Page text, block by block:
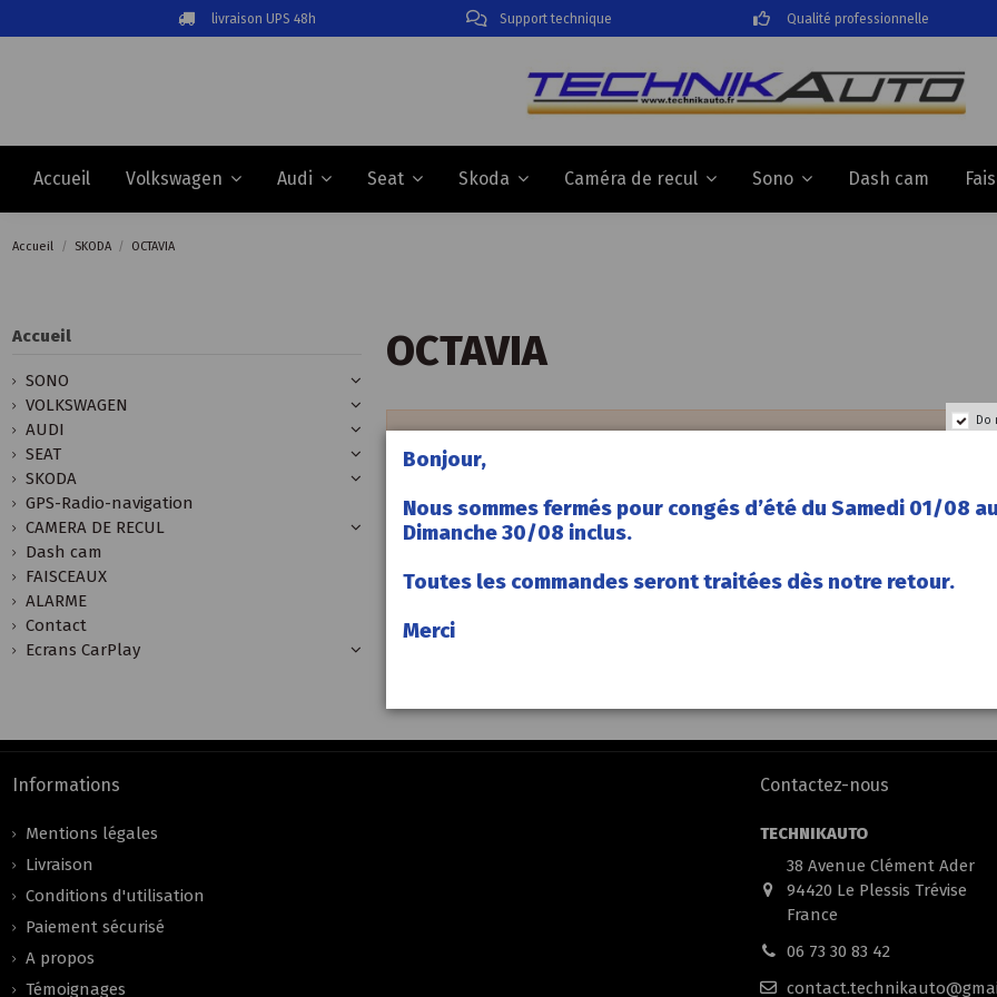
livraison UPS 48h Support technique Qualité professionnelle
Accueil Volkswagen Audi Seat Skoda Caméra de recul Sono Dash cam
Accueil SKODA OCTAVIA
OCTAVIA
Accueil
SONO
VOLKSWAGEN
AUDI
SEAT
SKODA
GPS-Radio-navigation
CAMERA DE RECUL
Dash cam
FAISCEAUX
ALARME
Contact
Ecrans CarPlay
Informations
Mentions légales
Livraison
Conditions d'utilisation
Paiement sécurisé
A propos
Témoignages
Contactez-nous
TECHNIKAUTO
38 Avenue Clément Ader
94420 Le Plessis Trévise
France
06 73 30 83 42
Do
Bonjour,
Nous sommes fermés pour congés d’été du Samedi 01/08 au
Dimanche 30/08 inclus.
Toutes les commandes seront traitées dès notre retour.
Merci